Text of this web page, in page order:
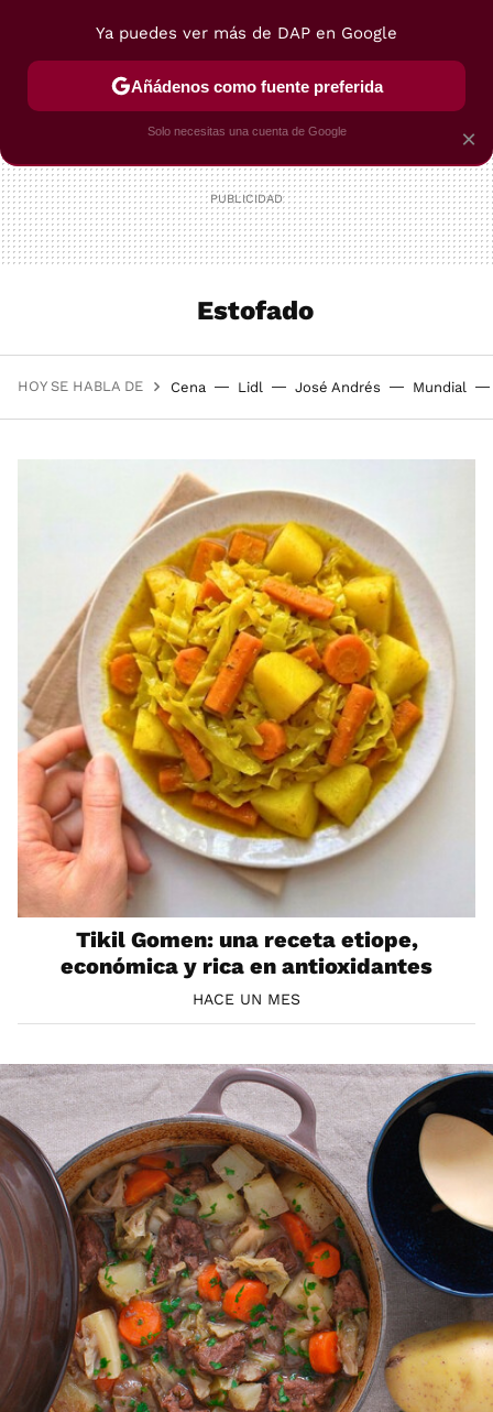
POSTRES VIAJES SELECCIÓN VEGUI
Estofado
HOY SE HABLA DE Cena Lidl José Andrés Mundial
Tikil Gomen: una receta etiope,
económica y rica en antioxidantes
HACE UN MES
×
Ya puedes ver más de DAP en Google
Añádenos como fuente preferida
Solo necesitas una cuenta de Google